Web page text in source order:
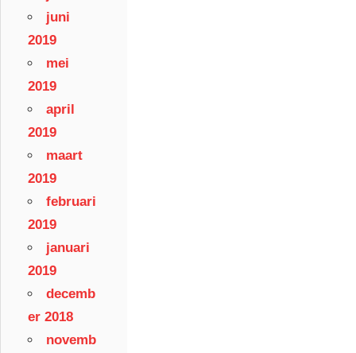
juni
2019
mei
2019
april
2019
maart
2019
februari
2019
januari
2019
decemb
er 2018
novemb